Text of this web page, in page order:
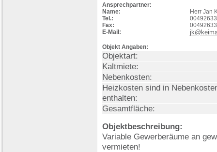
Ansprechpartner:
Name:
Herr Jan
Tel.:
Fax:
E-Mail:
Objekt Angaben:
Objektart:
Kaltmiete:
Nebenkosten:
Heizkosten sind in
enthalten:
Gesamtfläche:
Objektbeschreibung:
Variable Gewerberäume an
vermieten!